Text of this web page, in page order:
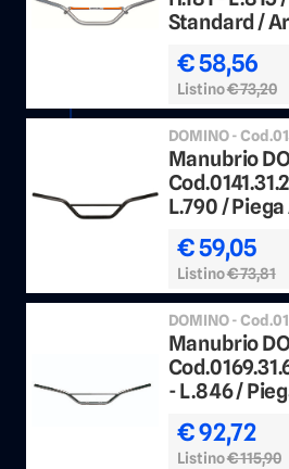
Standard /
€ 58,56
Listino€ 73,20
DOMINO -
Manubrio
L.790 /
€ 59,05
Listino€ 73,81
DOMINO -
Manubrio
- L.846 /
€ 92,72
Listino€ 115,90